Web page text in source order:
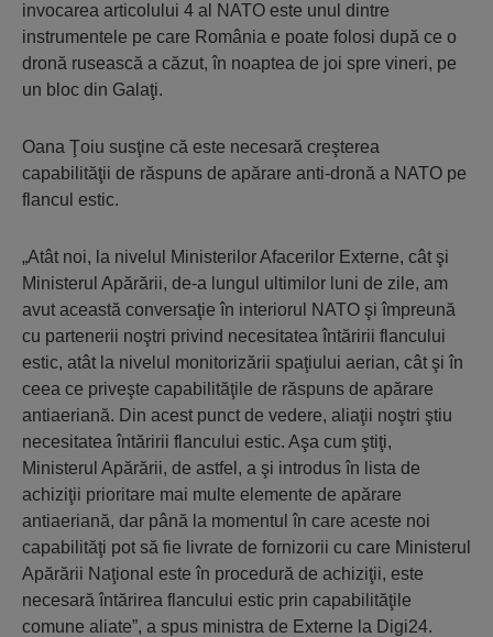
invocarea articolului 4 al NATO este unul dintre
instrumentele pe care România e poate folosi după ce o
dronă rusească a căzut, în noaptea de joi spre vineri, pe
un bloc din Galaţi.
Oana Ţoiu susţine că este necesară creşterea
capabilităţii de răspuns de apărare anti-dronă a NATO pe
flancul estic.
„Atât noi, la nivelul Ministerilor Afacerilor Externe, cât şi
Ministerul Apărării, de-a lungul ultimilor luni de zile, am
avut această conversaţie în interiorul NATO şi împreună
cu partenerii noştri privind necesitatea întăririi flancului
estic, atât la nivelul monitorizării spaţiului aerian, cât şi în
ceea ce priveşte capabilităţile de răspuns de apărare
antiaeriană. Din acest punct de vedere, aliaţii noştri ştiu
necesitatea întăririi flancului estic. Aşa cum ştiţi,
Ministerul Apărării, de astfel, a şi introdus în lista de
achiziţii prioritare mai multe elemente de apărare
antiaeriană, dar până la momentul în care aceste noi
capabilităţi pot să fie livrate de fornizorii cu care Ministerul
Apărării Naţional este în procedură de achiziţii, este
necesară întărirea flancului estic prin capabilităţile
comune aliate”, a spus ministra de Externe la Digi24.